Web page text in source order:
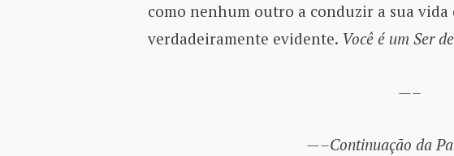
como nenhum outro a conduzir a sua vida
verdadeiramente evidente. Você é um Ser
—–
—–Continuação da